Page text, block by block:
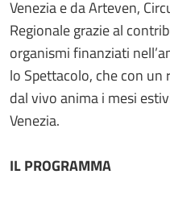
Venezia e da Arteven,
Regionale grazie al
organismi finanziati
lo Spettacolo, che con
dal vivo anima i mesi
Venezia.
IL PROGRAMMA